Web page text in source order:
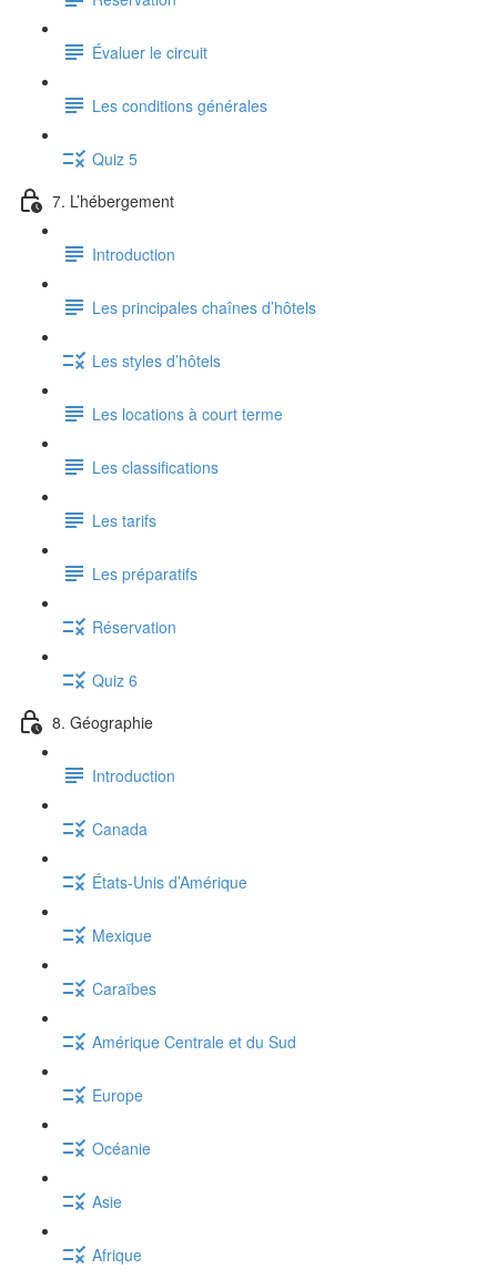
Évaluer le circuit
Les conditions générales
Quiz 5
7. L’hébergement
Introduction
Les principales chaînes d’hôtels
Les styles d’hôtels
Les locations à court terme
Les classifications
Les tarifs
Les préparatifs
Réservation
Quiz 6
8. Géographie
Introduction
Canada
États-Unis d’Amérique
Mexique
Caraïbes
Amérique Centrale et du Sud
Europe
Océanie
Asie
Afrique